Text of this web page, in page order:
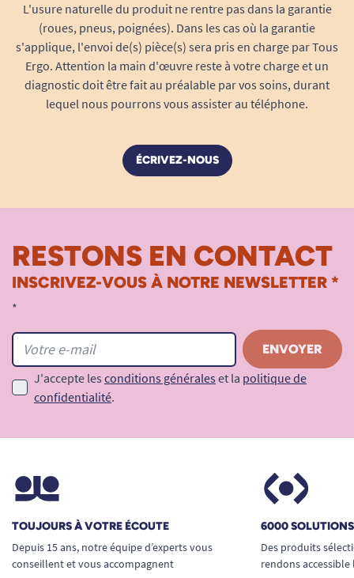
L'usure naturelle du produit ne rentre pas dans la garantie
(roues, pneus, poignées). Dans les cas où la garantie
s'applique, l'envoi de(s) pièce(s) sera pris en charge par Tous
Ergo. Attention la main d'œuvre reste à votre charge et un
diagnostic doit être fait au préalable par vos soins, durant
lequel nous pourrons vous assister au téléphone.
ÉCRIVEZ-NOUS
RESTONS EN CONTACT
INSCRIVEZ-VOUS À NOTRE NEWSLETTER *
*
J'accepte les conditions générales et la politique de
confidentialité.
TOUJOURS À VOTRE ÉCOUTE
Depuis 15 ans, notre équipe d’experts vous
conseillent et vous accompagnent
6000
Des produits
rendons